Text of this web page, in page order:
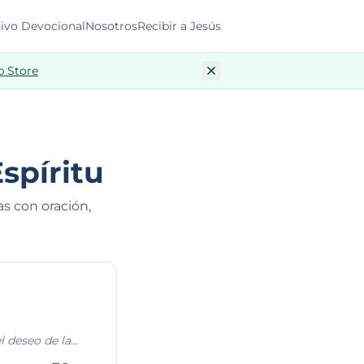
DevocionalNosotrosRecibir a Jesús
Store
con oración,
deseo de la